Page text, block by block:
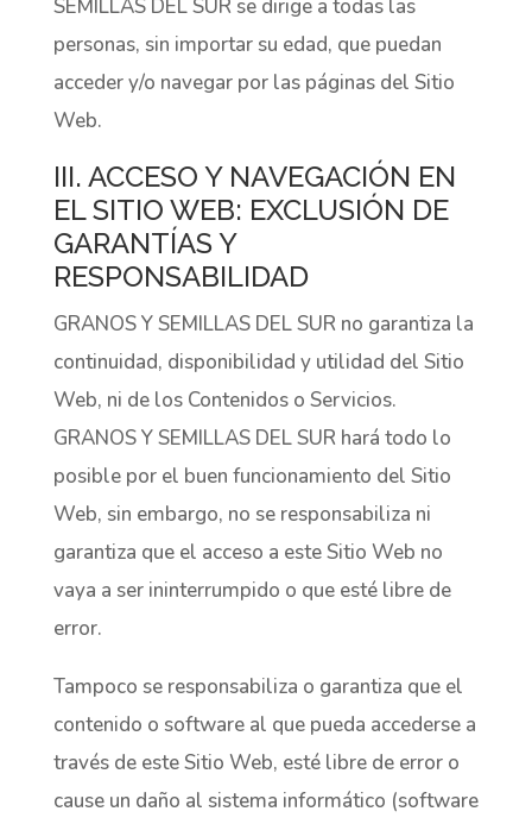
SEMILLAS DEL SUR se dirige a todas las
personas, sin importar su edad, que puedan
acceder y/o navegar por las páginas del Sitio
Web.
III. ACCESO Y NAVEGACIÓN EN
EL SITIO WEB: EXCLUSIÓN DE
GARANTÍAS Y
RESPONSABILIDAD
GRANOS Y SEMILLAS DEL SUR no garantiza la
continuidad, disponibilidad y utilidad del Sitio
Web, ni de los Contenidos o Servicios.
GRANOS Y SEMILLAS DEL SUR hará todo lo
posible por el buen funcionamiento del Sitio
Web, sin embargo, no se responsabiliza ni
garantiza que el acceso a este Sitio Web no
vaya a ser ininterrumpido o que esté libre de
error.
Tampoco se responsabiliza o garantiza que el
contenido o software al que pueda accederse a
través de este Sitio Web, esté libre de error o
cause un daño al sistema informático (software